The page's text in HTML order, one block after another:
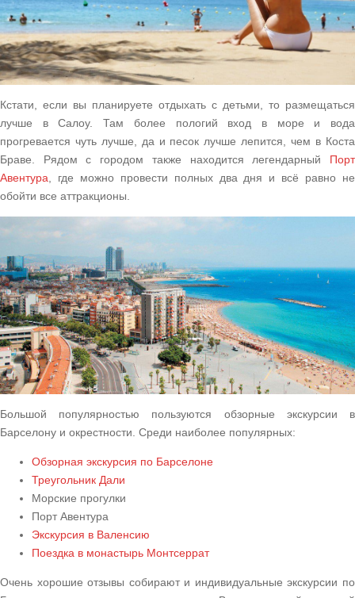
Кстати, если вы планируете отдыхать с детьми, то размещаться
лучше в Салоу. Там более пологий вход в море и вода
прогревается чуть лучше, да и песок лучше лепится, чем в Коста
Браве. Рядом с городом также находится легендарный Порт
Авентура, где можно провести полных два дня и всё равно не
обойти все аттракционы.
Большой популярностью пользуются обзорные экскурсии в
Барселону и окрестности. Среди наиболее популярных:
Обзорная экскурсия по Барселоне
Треугольник Дали
Морские прогулки
Порт Авентура
Экскурсия в Валенсию
Поездка в монастырь Монтсеррат
Очень хорошие отзывы собирают и индивидуальные экскурсии по